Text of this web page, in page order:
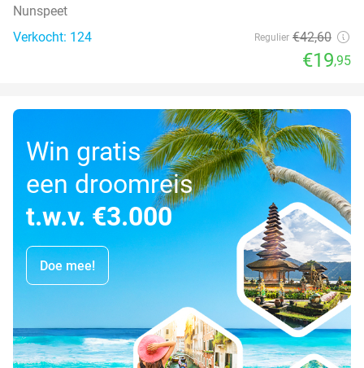
Nunspeet
Verkocht: 124
Regulier €42,60
€19,95
Win gratis
een droomreis
t.w.v. €3.000
Doe mee!